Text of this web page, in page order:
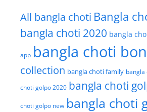
All bangla choti Bangla
bangla choti 2020 bangla
app bangla choti bon
collection bangla choti family bangla
choti golpo 2020 bangla choti
choti golpo new bangla choti